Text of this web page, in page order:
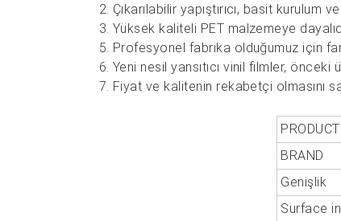
2. Çıkarılabilir yapıştırıcı, basit kurulum
3. Yüksek kaliteli PET malzemeye
5. Profesyonel fabrika olduğumuz için
6. Yeni nesil yansıtıcı vinil filmler,
7. Fiyat ve kalitenin rekabetçi olmasını
PRODUCT
BRAND
Genişlik
Surface